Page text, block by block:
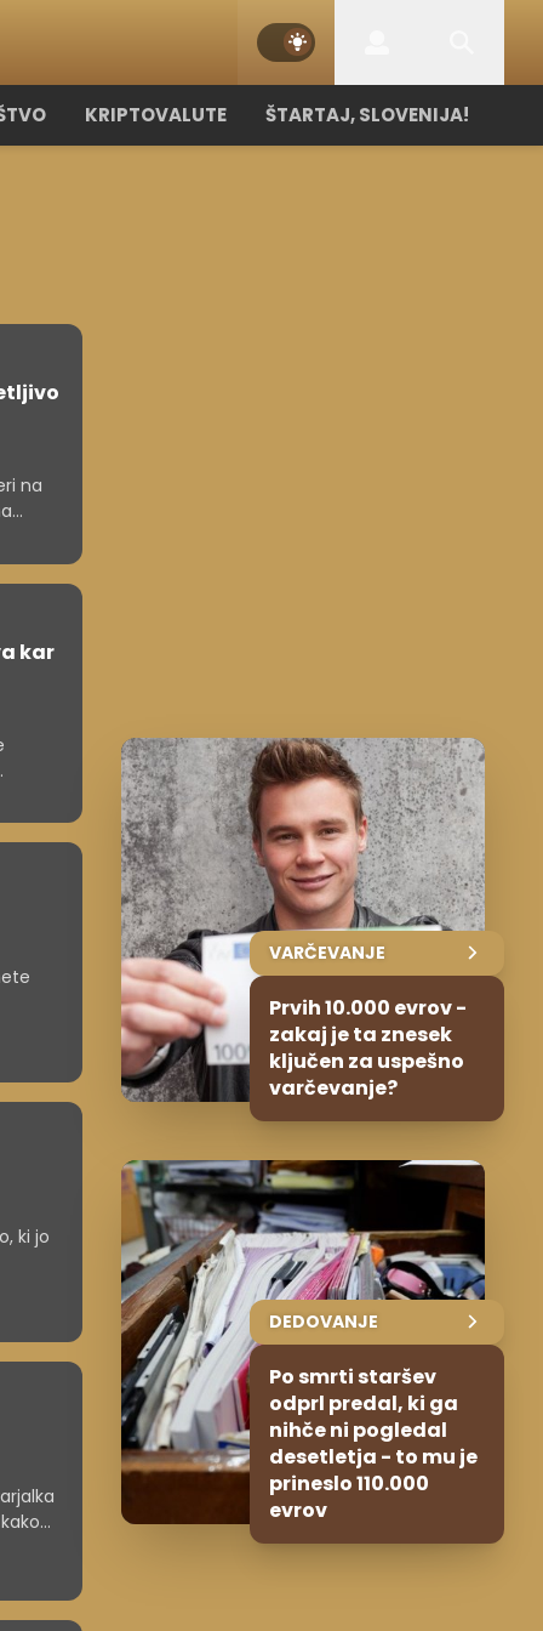
KRIPTOVALUTE ŠTARTAJ, SLOVENIJA!
na
kar
ki jo
VARČEVANJE
Prvih 10.000 evrov -
zakaj je ta znesek
ključen za uspešno
varčevanje?
DEDOVANJE
Po smrti staršev
odprl predal, ki ga
nihče ni pogledal
desetletja - to mu je
prineslo 110.000
evrov